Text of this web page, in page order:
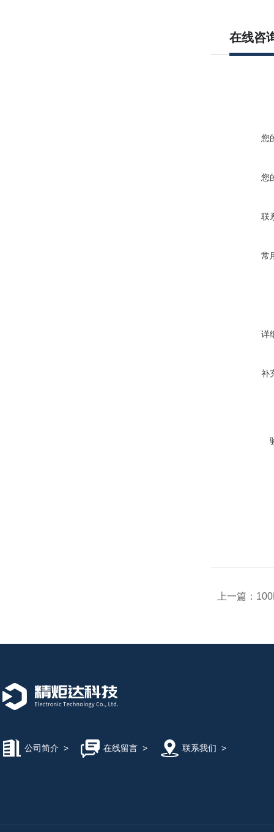
在线咨
您
您
联
常
详
补
上一篇：
公司简介 > 在线留言> 联系我们 >